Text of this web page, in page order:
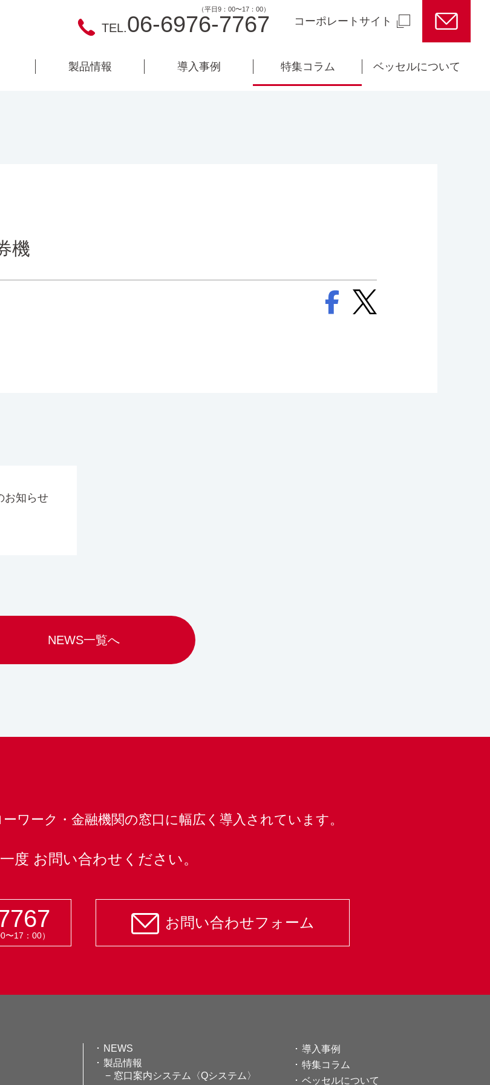
（平日9：00〜17：00）
TEL.06-6976-7767 コーポレートサイト
製品情報 導入事例 特集コラム ベッセルについて
機
お知らせ
NEWS一覧へ
ワーク・金融機関の窓口に幅広く導入されています。
度 お問い合わせください。
〜17：00）
お問い合わせフォーム
NEWS
製品情報
窓口案内システム〈Qシステム〉
導入事例
特集コラム
ベッセルについて